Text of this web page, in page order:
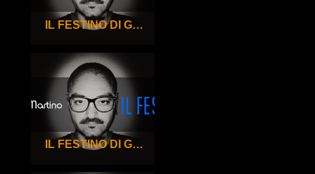
IL FESTINO DI GIGI DE MARTINO – 100°
IL FESTINO DI GIGI DE MARTINO – 99°